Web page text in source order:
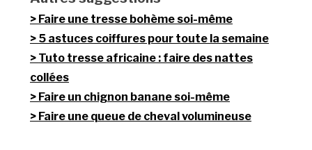
Faire une tresse bohème soi-même
5 astuces coiffures pour toute la semaine
Tuto tresse africaine : faire des nattes
collées
Faire un chignon banane soi-même
Faire une queue de cheval volumineuse